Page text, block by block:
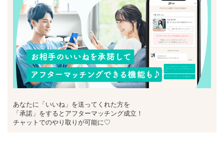
あなたに「いいね」を送ってくれた方を
「承諾」をするとアフターマッチング成立！
チャットでのやり取りが可能に♡